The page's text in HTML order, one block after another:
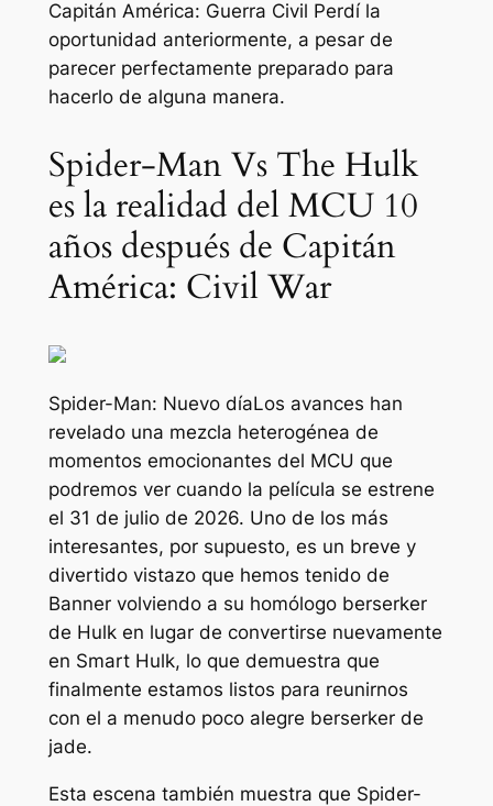
Capitán América: Guerra Civil Perdí la
oportunidad anteriormente, a pesar de
parecer perfectamente preparado para
hacerlo de alguna manera.
Spider-Man Vs The Hulk
es la realidad del MCU 10
años después de Capitán
América: Civil War
Spider-Man: Nuevo díaLos avances han
revelado una mezcla heterogénea de
momentos emocionantes del MCU que
podremos ver cuando la película se estrene
el 31 de julio de 2026. Uno de los más
interesantes, por supuesto, es un breve y
divertido vistazo que hemos tenido de
Banner volviendo a su homólogo berserker
de Hulk en lugar de convertirse nuevamente
en Smart Hulk, lo que demuestra que
finalmente estamos listos para reunirnos
con el a menudo poco alegre berserker de
jade.
Esta escena también muestra que Spider-